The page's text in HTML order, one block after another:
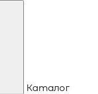
Каталог